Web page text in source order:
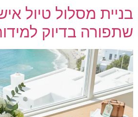
בניית מסלול טיול
שתפורה בדיוק